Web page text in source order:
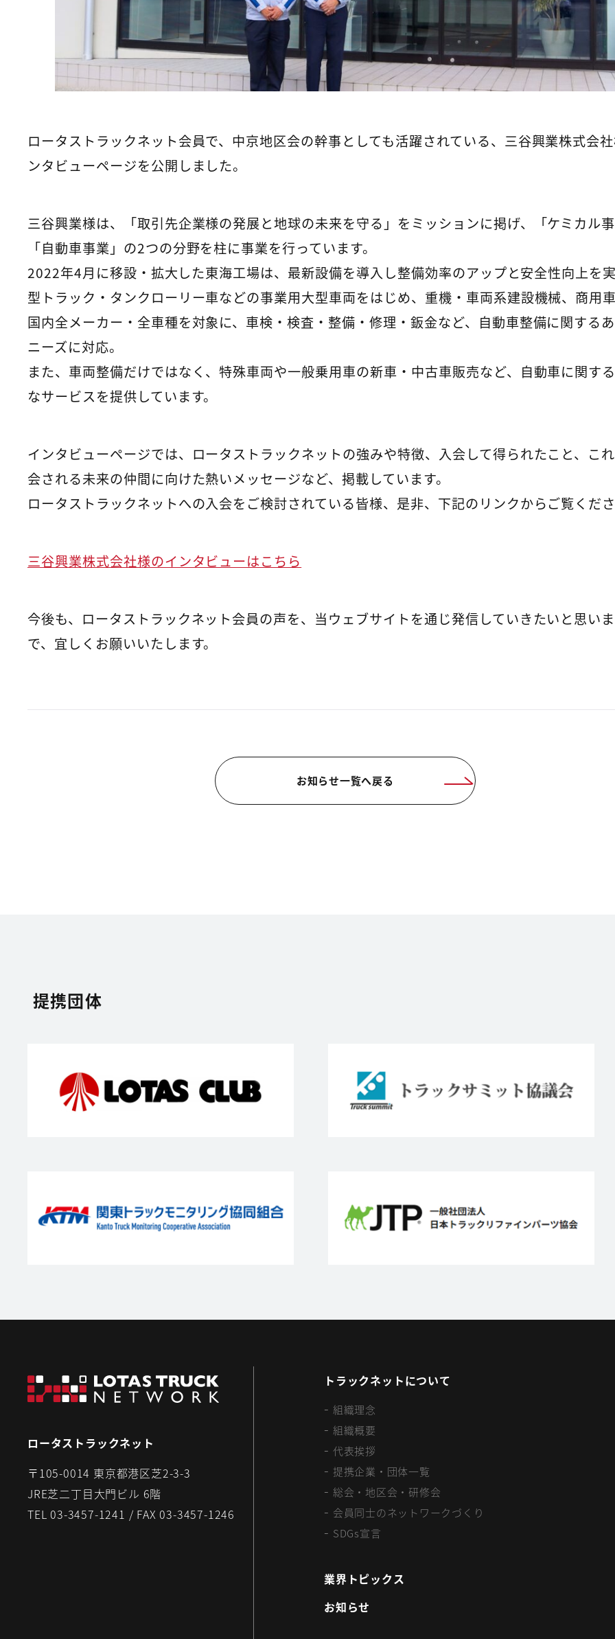
ロータストラックネット会員で、中京地区会の幹事としても活躍されている、三谷興業株式会
ンタビューページを公開しました。
三谷興業様は、「取引先企業様の発展と地球の未来を守る」をミッションに掲げ、「ケミカル
「自動車事業」の2つの分野を柱に事業を行っています。
2022年4月に移設・拡大した東海工場は、最新設備を導入し整備効率のアップと安全性向上を
型トラック・タンクローリー車などの事業用大型車両をはじめ、重機・車両系建設機械、商用車
国内全メーカー・全車種を対象に、車検・検査・整備・修理・鈑金など、自動車整備に関する
ニーズに対応。
また、車両整備だけではなく、特殊車両や一般乗用車の新車・中古車販売など、自動車に関す
なサービスを提供しています。
インタビューページでは、ロータストラックネットの強みや特徴、入会して得られたこと、こ
会される未来の仲間に向けた熱いメッセージなど、掲載しています。
ロータストラックネットへの入会をご検討されている皆様、是非、下記のリンクからご覧くださ
三谷興業株式会社様のインタビューはこちら
今後も、ロータストラックネット会員の声を、当ウェブサイトを通じ発信していきたいと思い
で、宜しくお願いいたします。
お知らせ一覧へ戻る
提携団体
ロータストラックネット
〒105-0014 東京都港区芝2-3-3
JRE芝二丁目大門ビル 6階
TEL 03-3457-1241 / FAX 03-3457-1246
トラックネットについて
組織理念
組織概要
代表挨拶
提携企業・団体一覧
総会・地区会・研修会
会員同士のネットワークづくり
SDGs宣言
業界トピックス
お知らせ